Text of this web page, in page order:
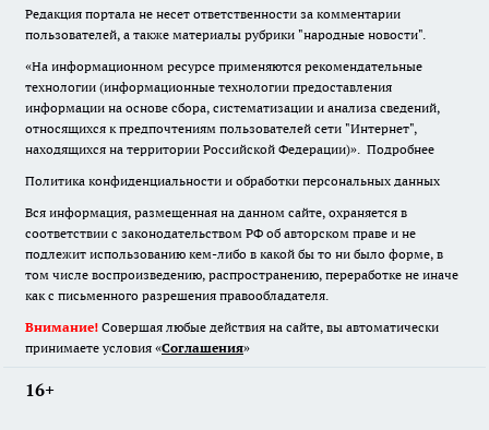
Редакция портала не несет ответственности за комментарии
пользователей, а также материалы рубрики "народные новости".
«На информационном ресурсе применяются рекомендательные
технологии (информационные технологии предоставления
информации на основе сбора, систематизации и анализа сведений,
относящихся к предпочтениям пользователей сети "Интернет",
находящихся на территории Российской Федерации)». Подробнее
Политика конфиденциальности и обработки персональных данных
Вся информация, размещенная на данном сайте, охраняется в
соответствии с законодательством РФ об авторском праве и не
подлежит использованию кем-либо в какой бы то ни было форме, в
том числе воспроизведению, распространению, переработке не иначе
как с письменного разрешения правообладателя.
Внимание! Совершая любые действия на сайте, вы автоматически
принимаете условия «Cоглашения»
16+